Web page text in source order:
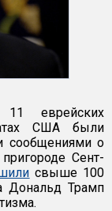
еврейских
США были
сообщениями о
Сент-
свыше 100
Дональд Трамп